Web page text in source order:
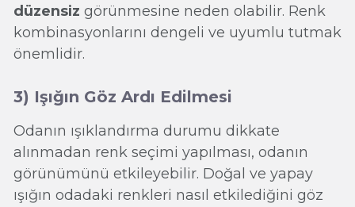
düzensiz görünmesine neden olabilir. Renk
kombinasyonlarını dengeli ve uyumlu tutmak
önemlidir.
3) Işığın Göz Ardı Edilmesi
Odanın ışıklandırma durumu dikkate
alınmadan renk seçimi yapılması, odanın
görünümünü etkileyebilir. Doğal ve yapay
ışığın odadaki renkleri nasıl etkilediğini göz